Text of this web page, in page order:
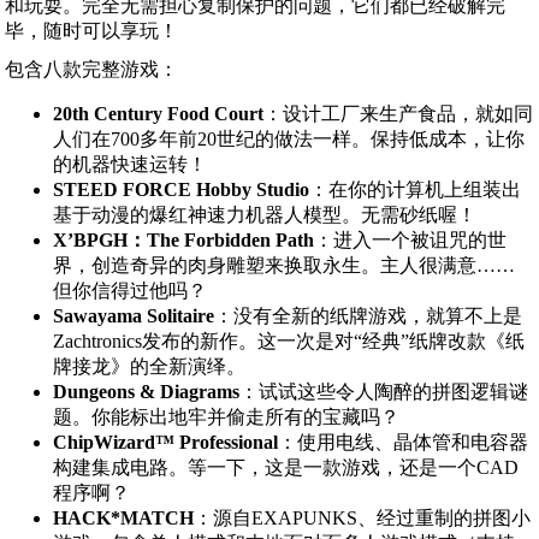
和玩耍。完全无需担心复制保护的问题，它们都已经破解完
毕，随时可以享玩！
包含八款完整游戏：
20th Century Food Court ：设计工厂来生产食品，就如同
人们在700多年前20世纪的做法一样。保持低成本，让你
的机器快速运转！
STEED FORCE Hobby Studio ：在你的计算机上组装出
基于动漫的爆红神速力机器人模型。无需砂纸喔！
X’BPGH：The Forbidden Path ：进入一个被诅咒的世
界，创造奇异的肉身雕塑来换取永生。主人很满意……
但你信得过他吗？
Sawayama Solitaire ：没有全新的纸牌游戏，就算不上是
Zachtronics发布的新作。这一次是对“经典”纸牌改款《纸
牌接龙》的全新演绎。
Dungeons & Diagrams ：试试这些令人陶醉的拼图逻辑谜
题。你能标出地牢并偷走所有的宝藏吗？
ChipWizard™ Professional ：使用电线、晶体管和电容器
构建集成电路。等一下，这是一款游戏，还是一个CAD
程序啊？
HACK*MATCH：源自EXAPUNKS、经过重制的拼图小